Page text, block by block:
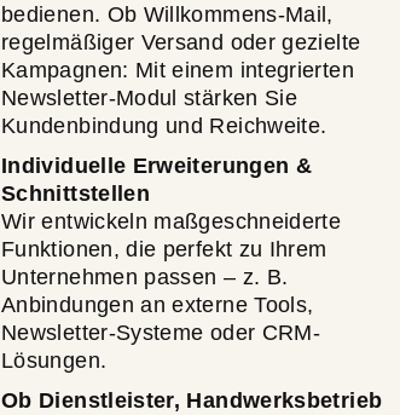
bedienen. Ob Willkommens-Mail,
regelmäßiger Versand oder gezielte
Kampagnen: Mit einem integrierten
Newsletter-Modul stärken Sie
Kundenbindung und Reichweite.
Individuelle Erweiterungen &
Schnittstellen
Wir entwickeln maßgeschneiderte
Funktionen, die perfekt zu Ihrem
Unternehmen passen – z. B.
Anbindungen an externe Tools,
Newsletter-Systeme oder CRM-
Lösungen.
Ob Dienstleister, Handwerksbetrieb